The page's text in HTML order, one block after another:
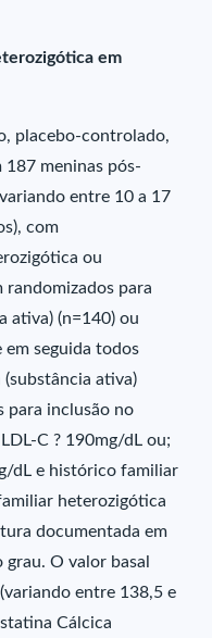
em
placebo-controlado,
187 meninas pós-
entre 10 a 17
com
ou
randomizados para
ativa) (n=140) ou
em seguida todos
ativa)
para inclusão no
C ? 190mg/dL ou;
dL e histórico familiar
heterozigótica
documentada em
O valor basal
entre 138,5 e
Cálcica